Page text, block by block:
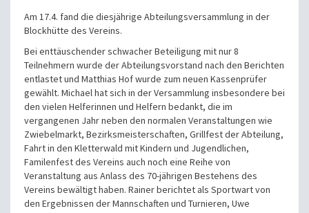
Am 17.4. fand die diesjährige Abteilungsversammlung in der
Blockhütte des Vereins.
Bei enttäuschender schwacher Beteiligung mit nur 8
Teilnehmern wurde der Abteilungsvorstand nach den Berichten
entlastet und Matthias Hof wurde zum neuen Kassenprüfer
gewählt. Michael hat sich in der Versammlung insbesondere bei
den vielen Helferinnen und Helfern bedankt, die im
vergangenen Jahr neben den normalen Veranstaltungen wie
Zwiebelmarkt, Bezirksmeisterschaften, Grillfest der Abteilung,
Fahrt in den Kletterwald mit Kindern und Jugendlichen,
Familenfest des Vereins auch noch eine Reihe von
Veranstaltung aus Anlass des 70-jährigen Bestehens des
Vereins bewältigt haben. Rainer berichtet als Sportwart von
den Ergebnissen der Mannschaften und Turnieren, Uwe